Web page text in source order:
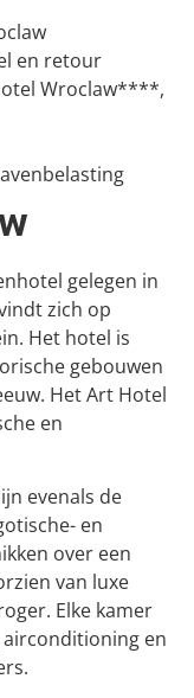
en retour
Wroclaw****,
gelegen in
zich op
Het hotel is
gebouwen
Het Art Hotel
en
evenals de
en
over een
van luxe
Elke kamer
en